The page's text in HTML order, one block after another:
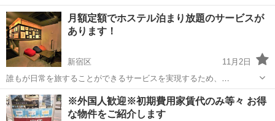
月額定額でホステル泊まり放題のサービスが
あります！
新宿区
11月2日
誰もが日常を旅することができるサービスを実現するため、
TOMARUNβをリリースしました。 「TOMARUNβ（トマルンβ）」
は、月額定額（5万円）で提携ホステルへ泊まり放題になるサービスで
す。 現在の提携施設は東京（虎...
東京 新宿区 引っ越し 月額
※外国人歓迎※初期費用家賃代のみ等々 お得
な物件をご紹介します